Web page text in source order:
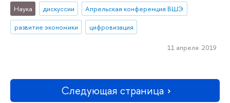
Наука дискуссии
Апрельская конференция ВШЭ
развитие экономики
цифровизация
11 апреля 2019
Следующая страница